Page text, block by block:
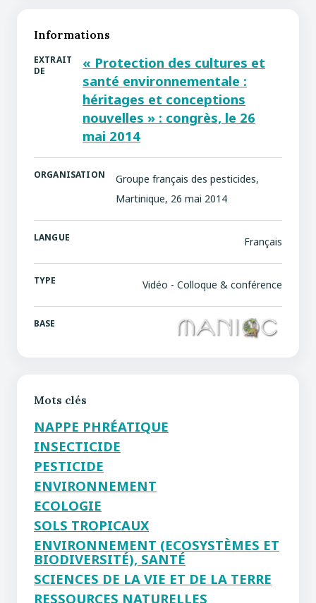
Informations
EXTRAIT
DE
« Protection des cultures et
santé environnementale :
héritages et conceptions
nouvelles » : congrès, le 26
mai 2014
ORGANISATION
Groupe français des pesticides,
Martinique, 26 mai 2014
LANGUE Français
TYPE Vidéo - Colloque & conférence
BASE
Mots clés
NAPPE PHRÉATIQUE
INSECTICIDE
PESTICIDE
ENVIRONNEMENT
ECOLOGIE
SOLS TROPICAUX
ENVIRONNEMENT (ECOSYSTÈMES ET
BIODIVERSITÉ), SANTÉ
SCIENCES DE LA VIE ET DE LA TERRE
RESSOURCES NATURELLES